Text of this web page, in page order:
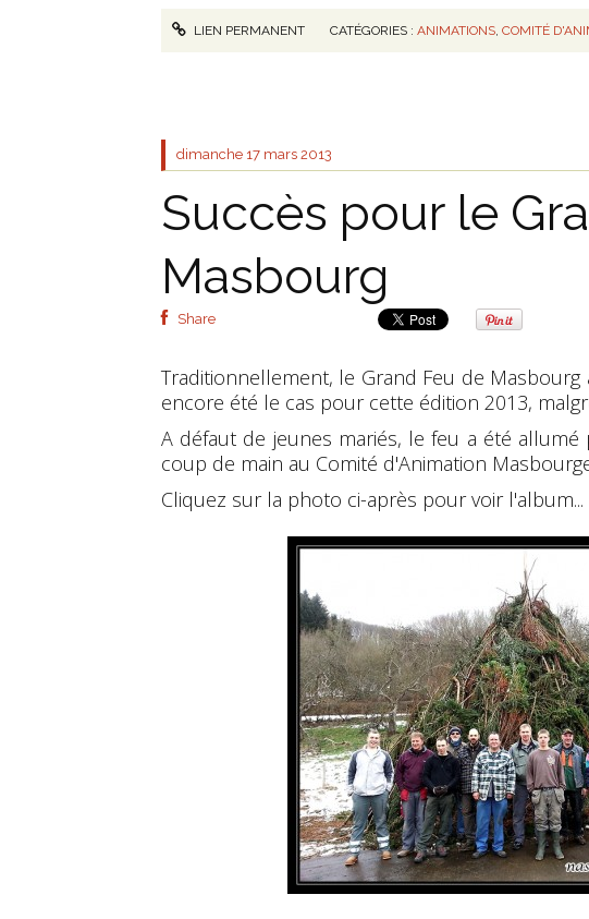
LIEN PERMANENT CATÉGORIES :ANIMATIONS ,COMITÉ
dimanche 17 mars 2013
Succès pour le
Masbourg
Share
Traditionnellement, le Grand Feu de
encore été le cas pour cette édition 2013,
A défaut de jeunes mariés, le feu a été
coup de main au Comité d'Animation
Cliquez sur la photo ci-après pour voir l'album...